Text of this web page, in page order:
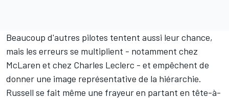
Beaucoup d'autres pilotes tentent aussi leur chance,
mais les erreurs se multiplient - notamment chez
McLaren et chez Charles Leclerc - et empêchent de
donner une image représentative de la hiérarchie.
Russell se fait même une frayeur en partant en tête-à-